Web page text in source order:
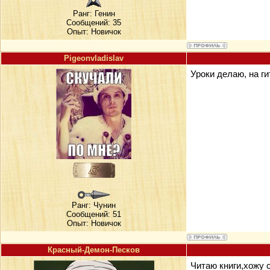
Ранг: Генин
Сообщений: 35
Опыт: Новичок
Pigeonvladislav
Ранг: Чунин
Сообщений: 51
Опыт: Новичок
Уроки делаю, на
Красный-Демон-Песков
Читаю книги,хожу